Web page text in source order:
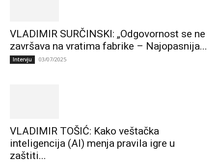
VLADIMIR SURČINSKI: „Odgovornost se ne
završava na vratima fabrike – Najopasnija...
Intervju 03/07/2025
VLADIMIR TOŠIĆ: Kako veštačka
inteligencija (AI) menja pravila igre u
zaštiti...